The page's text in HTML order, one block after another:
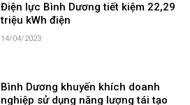
Điện lực Bình Dương tiết kiệm 22,29
triệu kWh điện
14/04/2023
Bình Dương khuyến khích doanh
nghiệp sử dụng năng lượng tái tạo